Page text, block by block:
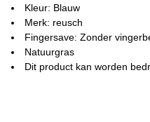
Kleur: Blauw
Merk: reusch
Fingersave: Zonder
Natuurgras
Dit product kan worden